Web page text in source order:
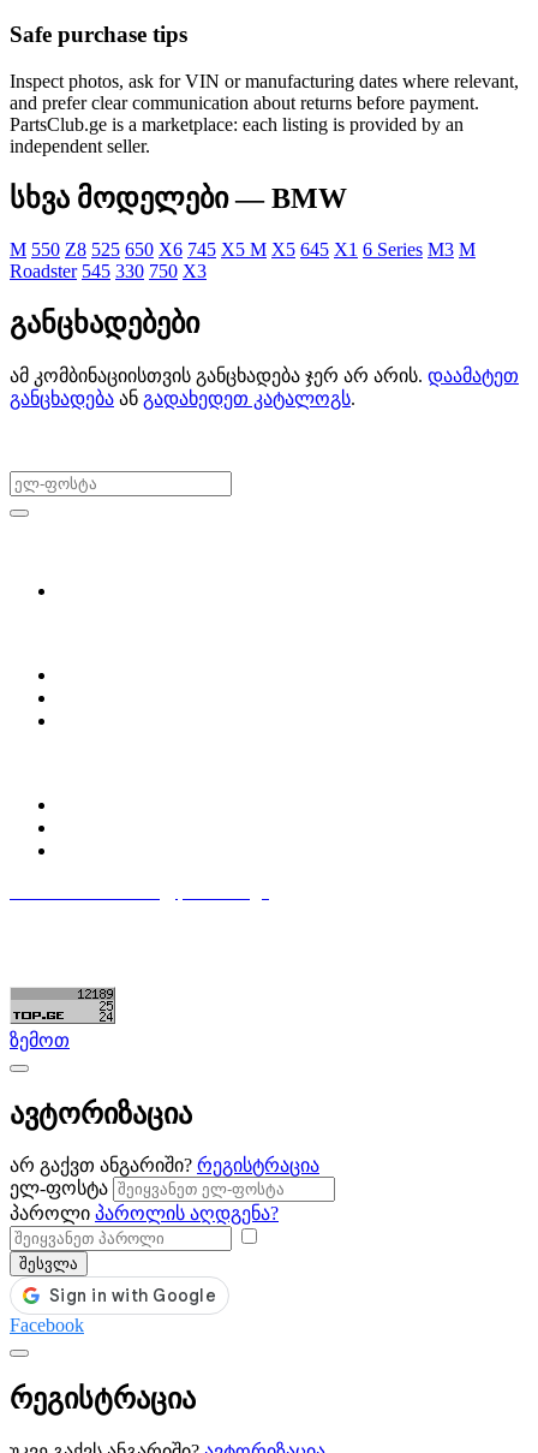
Safe purchase tips
Inspect photos, ask for VIN or manufacturing dates where relevant,
and prefer clear communication about returns before payment.
PartsClub.ge is a marketplace: each listing is provided by an
independent seller.
სხვა მოდელები — BMW
M 550 Z8 525 650 X6 745 X5 M X5 645 X1 6 Series M3 M
Roadster 545 330 750 X3
განცხადებები
ამ კომბინაციისთვის განცხადება ჯერ არ არის. დაამატეთ
განცხადება ან გადახედეთ კატალოგს.
ზემოთ
ავტორიზაცია
არ გაქვთ ანგარიში? რეგისტრაცია
ელ-ფოსტა
პაროლი პაროლის აღდგენა?
შესვლა
Facebook
რეგისტრაცია